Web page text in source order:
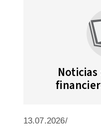
13.07.2026/